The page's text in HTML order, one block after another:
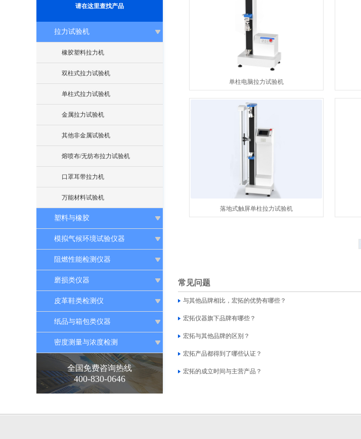
请在这里查找产品
拉力试验机
橡胶塑料拉力机
双柱式拉力试验机
单柱式拉力试验机
金属拉力试验机
其他非金属试验机
熔喷布/无纺布拉力试验机
口罩耳带拉力机
万能材料试验机
塑料与橡胶
模拟气候环境试验仪器
阻燃性能检测仪器
磨损类仪器
皮革鞋类检测仪
纸品与箱包类仪器
密度测量与浓度检测
全国免费咨询热线
400-830-0646
单柱电脑拉力试验机
落地式触屏单柱拉力试验机
常见问题
与其他品牌相比，宏拓的优势有哪些？
宏拓仪器旗下品牌有哪些？
宏拓与其他品牌的区别？
宏拓产品都得到了哪些认证？
宏拓的成立时间与主营产品？